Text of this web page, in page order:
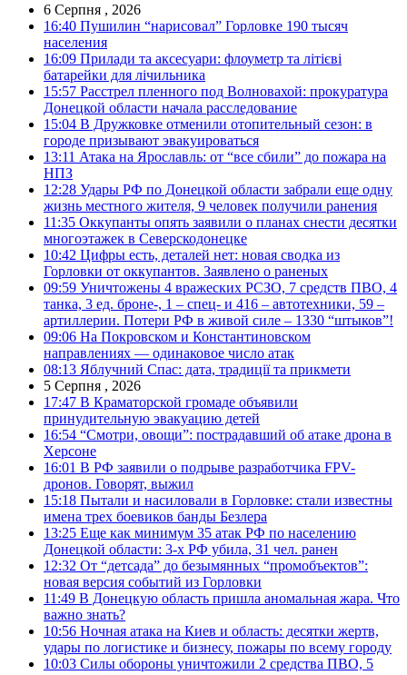
6 Серпня , 2026
16:40 Пушилин “нарисовал” Горловке 190 тысяч
населения
16:09 Прилади та аксесуари: флоуметр та літієві
батарейки для лічильника
15:57 Расстрел пленного под Волновахой: прокуратура
Донецкой области начала расследование
15:04 В Дружковке отменили отопительный сезон: в
городе призывают эвакуироваться
13:11 Атака на Ярославль: от “все сбили” до пожара на
НПЗ
12:28 Удары РФ по Донецкой области забрали еще одну
жизнь местного жителя, 9 человек получили ранения
11:35 Оккупанты опять заявили о планах снести десятки
многоэтажек в Северскодонецке
10:42 Цифры есть, деталей нет: новая сводка из
Горловки от оккупантов. Заявлено о раненых
09:59 Уничтожены 4 вражеских РСЗО, 7 средств ПВО, 4
танка, 3 ед. броне-, 1 – спец- и 416 – автотехники, 59 –
артиллерии. Потери РФ в живой силе – 1330 “штыков”!
09:06 На Покровском и Константиновском
направлениях — одинаковое число атак
08:13 Яблучний Спас: дата, традиції та прикмети
5 Серпня , 2026
17:47 В Краматорской громаде объявили
принудительную эвакуацию детей
16:54 “Смотри, овощи”: пострадавший об атаке дрона в
Херсоне
16:01 В РФ заявили о подрыве разработчика FPV-
дронов. Говорят, выжил
15:18 Пытали и насиловали в Горловке: стали известны
имена трех боевиков банды Безлера
13:25 Еще как минимум 35 атак РФ по населению
Донецкой области: 3-х РФ убила, 31 чел. ранен
12:32 От “детсада” до безымянных “промобъектов”:
новая версия событий из Горловки
11:49 В Донецкую область пришла аномальная жара. Что
важно знать?
10:56 Ночная атака на Киев и область: десятки жертв,
удары по логистике и бизнесу, пожары по всему городу
10:03 Силы обороны уничтожили 2 средства ПВО, 5